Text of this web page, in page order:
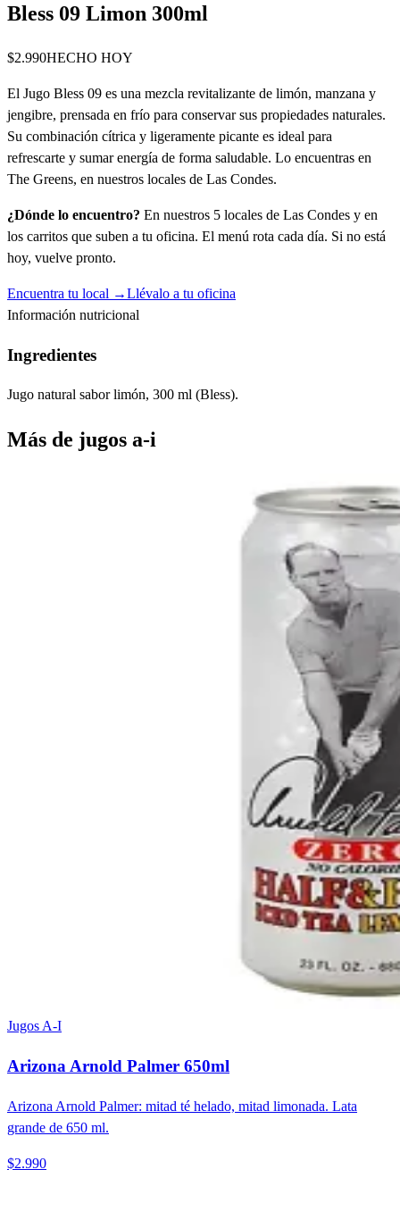
Bless 09 Limon 300ml
$2.990HECHO HOY
El Jugo Bless 09 es una mezcla revitalizante de limón, manzana y
jengibre, prensada en frío para conservar sus propiedades naturales.
Su combinación cítrica y ligeramente picante es ideal para
refrescarte y sumar energía de forma saludable. Lo encuentras en
The Greens, en nuestros locales de Las Condes.
¿Dónde lo encuentro? En nuestros 5 locales de Las Condes y en
los carritos que suben a tu oficina. El menú rota cada día. Si no está
hoy, vuelve pronto.
Encuentra tu local →Llévalo a tu oficina
Información nutricional
Ingredientes
Jugo natural sabor limón, 300 ml (Bless).
Más de jugos a-i
Jugos A-I
Arizona Arnold Palmer 650ml
Arizona Arnold Palmer: mitad té helado, mitad limonada. Lata
grande de 650 ml.
$2.990